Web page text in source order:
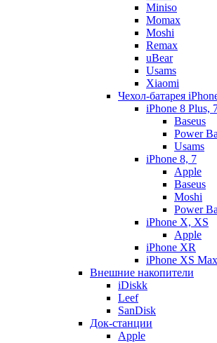
Miniso
Momax
Moshi
Remax
uBear
Usams
Xiaomi
Чехол-батарея
iPhone 8 Plus,
Baseus
Power
Usams
iPhone 8, 7
Apple
Baseus
Moshi
Power
iPhone X, XS
Apple
iPhone XR
iPhone XS Max
Внешние накопители
iDiskk
Leef
SanDisk
Док-станции
Apple